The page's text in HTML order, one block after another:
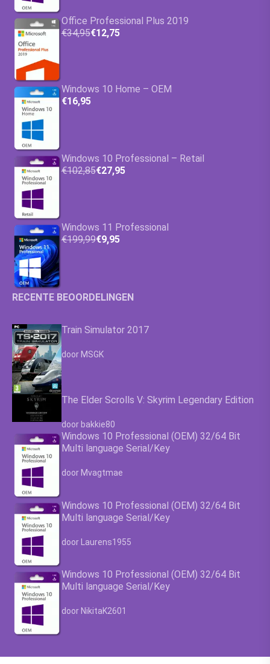
Office Professional Plus 2019
€34,95€12,75
Windows 10 Home – OEM
€16,95
Windows 10 Professional – Retail
€102,85€27,95
Windows 11 Professional
€199,99€9,95
RECENTE BEOORDELINGEN
Train Simulator 2017
Waardering
door MSGK
The Elder Scrolls V: Skyrim Legendary Edition
Waardering4.63
door bakkie80
Windows 10 Professional (OEM) 32/64 Bit
Multi language Serial/Key
Waardering4.63
door Mvagtmae
Windows 10 Professional (OEM) 32/64 Bit
Multi language Serial/Key
Waardering4.63uit 5
door Laurens1955
Windows 10 Professional (OEM) 32/64 Bit
Multi language Serial/Key
Waardering4.63
door NikitaK2601